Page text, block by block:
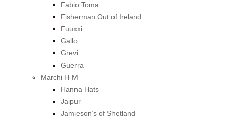
Fabio Toma
Fisherman Out of Ireland
Fuuxxi
Gallo
Grevi
Guerra
Marchi H-M
Hanna Hats
Jaipur
Jamieson’s of Shetland